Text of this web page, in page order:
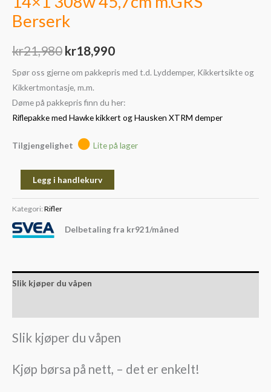
Berserk
kr21,980 kr18,990
Spør oss gjerne om pakkepris med t.d. Lyddemper, Kikkertsikte og
Kikkertmontasje, m.m.
Døme på pakkepris finn du her:
Riflepakke med Hawke kikkert og Hausken XTRM demper
Tilgjengelighet Lite på lager
Legg i handlekurv
Kategori: Rifler
Delbetaling fra kr921/måned
Slik kjøper du våpen
Slik kjøper du våpen
Kjøp børsa på nett, – det er enkelt!